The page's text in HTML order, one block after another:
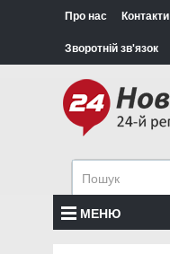
Про нас Контакти
Зворотній зв'язок
МЕНЮ